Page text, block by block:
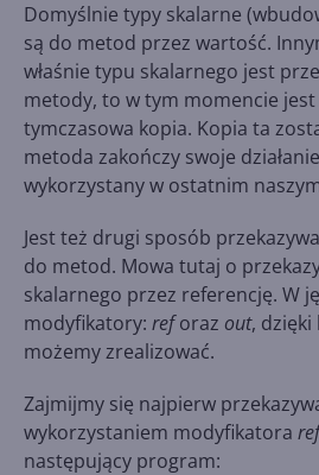
Domyślnie typy skalarne
są do metod przez wartość.
właśnie typu skalarnego jest
metody, to w tym momencie
tymczasowa kopia. Kopia ta
metoda zakończy swoje
wykorzystany w ostatnim
Jest też drugi sposób
do metod. Mowa tutaj o
skalarnego przez referencję. W
modyfikatory: reforaz out,
możemy zrealizować.
Zajmijmy się najpierw
wykorzystaniem modyfikatora ref
następujący program: